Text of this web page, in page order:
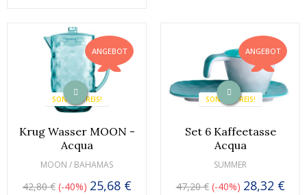
SONDERPREIS!
ANGEBOT
Krug Wasser MOON -
Acqua
MOON / BAHAMAS
42,80 € -40% 25,68 €
SONDERPREIS!
ANGEBOT
Set 6 Kaffeetasse
Acqua
SUMMER
47,20 € -40% 28,32 €